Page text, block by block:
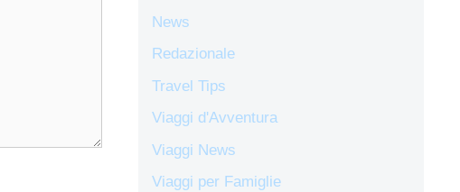
News
Redazionale
Travel Tips
Viaggi d'Avventura
Viaggi News
Viaggi per Famiglie